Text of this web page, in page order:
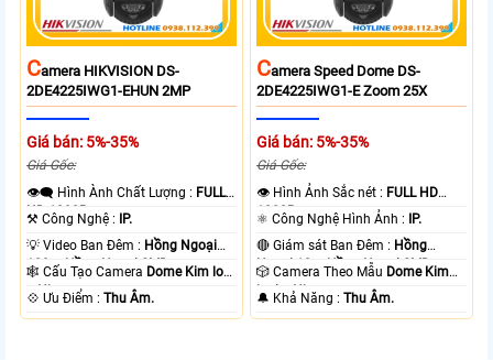
CAmera HIKVISION DS-
2DE4225IWG1-EHUN 2MP
Giá bán: 5%-35%
Giá Gốc:
👁️‍🗨 Hình Ành Chất Lượng : FULL
HD 1080P .
⚒ Công Nghệ :
IP.
💡 Video Ban Đêm : Hồng Ngoại
100m Hồng Ngoại SMD.
🕸️ Cấu Tạo Camera Dome Kim loại
+ Nhựa.
️💠 Ưu Điểm :Thu Âm.
CAmera Speed Dome DS-
2DE4225IWG1-E Zoom 25X
Giá bán: 5%-35%
Giá Gốc:
👁 Hình Ảnh Sắc nét : FULL HD
1080P .
⚛️ Công Nghệ Hình Ảnh :
IP.
🔴 Giám sát Ban Đêm : Hồng
Ngoại 10m Hồng Ngoại SMD.
🎲 Camera Theo Mẫu Dome Kim
loại + Nhựa.
️🔔 Khả Năng :Thu Âm.